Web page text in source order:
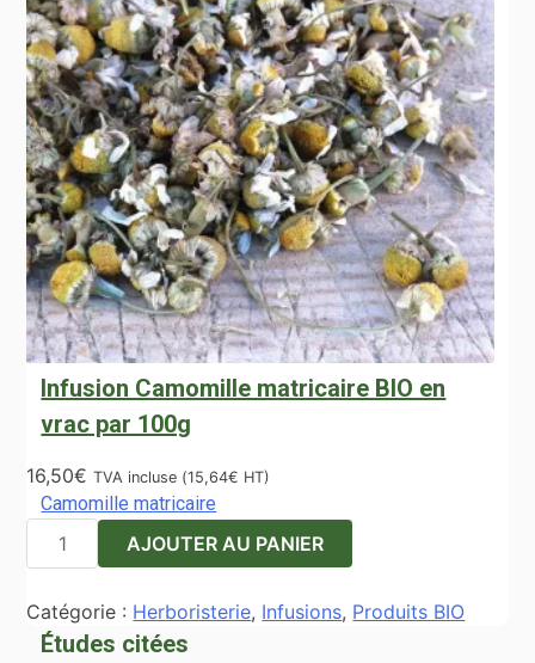
Infusion Camomille matricaire BIO en
vrac par 100g
16,50€ TVA incluse (15,64€ HT)
Camomille matricaire
quantité
Camomille
matricaire
AJOUTER AU PANIER
Catégorie : Herboristerie, Infusions, Produits BIO
Études citées